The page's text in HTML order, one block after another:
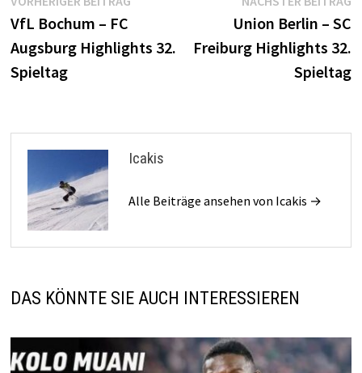
VfL Bochum – FC
Augsburg Highlights 32.
Spieltag
Union Berlin – SC
Freiburg Highlights 32.
Spieltag
Icakis
Alle Beiträge ansehen von Icakis →
DAS KÖNNTE SIE AUCH INTERESSIEREN